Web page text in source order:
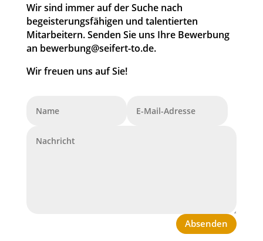
Wir sind immer auf der Suche nach
begeisterungsfähigen und talentierten
Mitarbeitern. Senden Sie uns Ihre Bewerbung
an bewerbung@seifert-to.de.
Wir freuen uns auf Sie!
Absenden